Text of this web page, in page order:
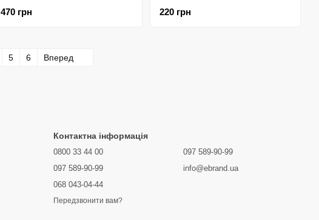
470 грн 220 грн
5 6 Вперед
Контактна інформація
0800 33 44 00
097 589-90-99
068 043-04-44
Передзвонити вам?
097 589-90-99
info@ebrand.ua